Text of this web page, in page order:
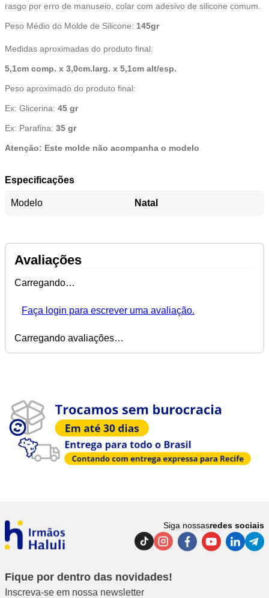
rasgo por erro de manuseio, colar com adesivo de silicone comum.
Peso Médio do Molde de Silicone: 145gr
Medidas aproximadas do produto final:
5,1cm comp. x 3,0cm.larg. x 5,1cm alt/esp.
Peso aproximado do produto final:
Ex: Glicerina: 45 gr
Ex: Parafina: 35 gr
Atenção: Este molde não acompanha o modelo
Especificações
Modelo Natal
Avaliações
Carregando…
Faça login para escrever uma avaliação.
Carregando avaliações…
Siga nossasredes sociais
Fique por dentro das novidades!
Inscreva-se em nossa newsletter